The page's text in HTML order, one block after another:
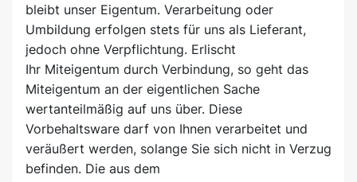
bleibt unser Eigentum. Verarbeitung oder
Umbildung erfolgen stets für uns als Lieferant,
jedoch ohne Verpflichtung. Erlischt
Ihr Miteigentum durch Verbindung, so geht das
Miteigentum an der eigentlichen Sache
wertanteilmäßig auf uns über. Diese
Vorbehaltsware darf von Ihnen verarbeitet und
veräußert werden, solange Sie sich nicht in Verzug
befinden. Die aus dem